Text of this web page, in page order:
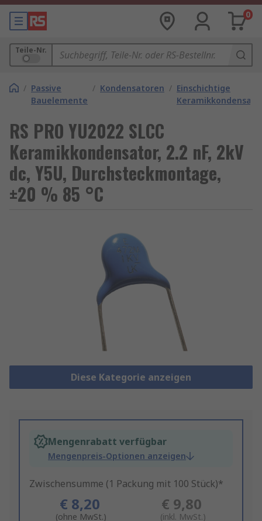
0
Teile-Nr.
/ Passive
Bauelemente
/ Kondensatoren / Einschichtige
RS PRO YU2022 SLCC
Keramikkondensator, 2.2 nF, 2kV
dc, Y5U, Durchsteckmontage,
±20 % 85 °C
Diese Kategorie anzeigen
Mengenrabatt verfügbar
Mengenpreis-Optionen anzeigen
Zwischensumme (1 Packung mit 100 Stück)*
€ 8,20
(ohne MwSt.)
€ 9,80
(inkl. MwSt.)